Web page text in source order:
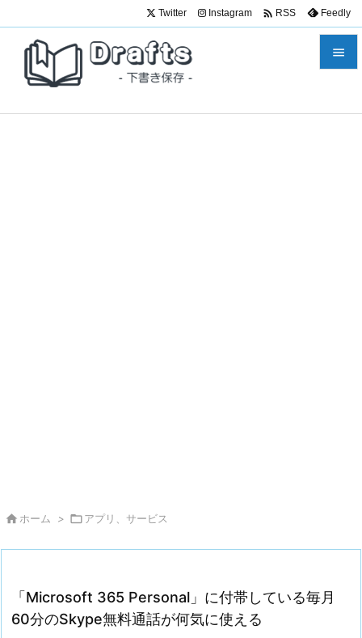

Twitter Instagram  RSS Feedly
 ホーム > アプリ、サービス
「Microsoft 365 Personal」に付帯している毎月
60分のSkype無料通話が何気に使える